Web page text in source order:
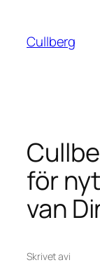
innehåll
Cullberg
för
van
Skrivet avi